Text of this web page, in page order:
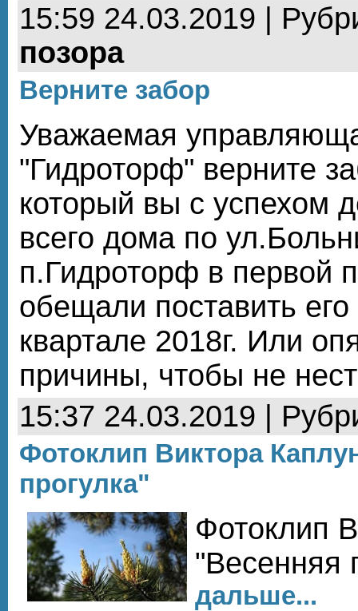
15:59 24.03.2019 |
позора
Верните забор
Уважаемая
"Гидроторф" верните
который вы с успехом
всего дома по
п.Гидроторф в первой
обещали поставить
квартале 2018г. Или
причины, чтобы не
15:37 24.03.2019 |
Фотоклип Виктора
прогулка"
Фотоклип
"Весенняя
дальше...